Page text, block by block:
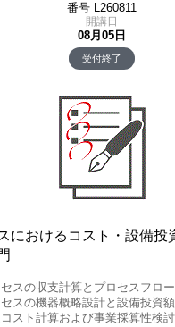
番号 L260811
開講日
08月05日
受付終了
におけるコスト・設備投
の収支計算とプロセスフロー
の機器概略設計と設備投資
ト計算および事業採算性検討